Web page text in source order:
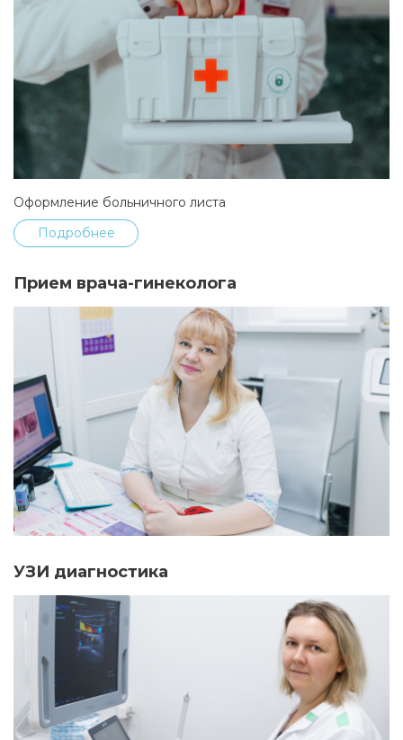
Оформление больничного листа
Подробнее
Прием врача-гинеколога
УЗИ диагностика